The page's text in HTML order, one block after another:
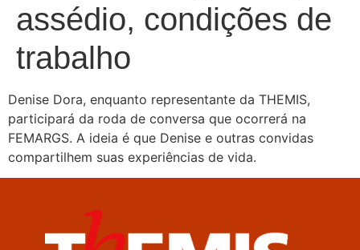
assédio, condições de
trabalho
Denise Dora, enquanto representante da THEMIS,
participará da roda de conversa que ocorrerá na
FEMARGS. A ideia é que Denise e outras convidas
compartilhem suas experiências de vida.